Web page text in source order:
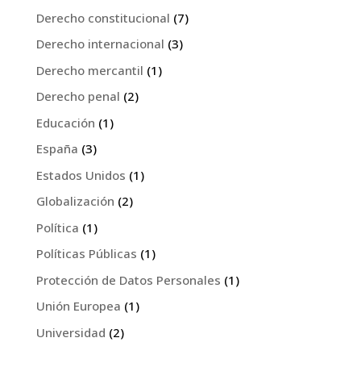
Derecho constitucional (7)
Derecho internacional (3)
Derecho mercantil (1)
Derecho penal (2)
Educación (1)
España (3)
Estados Unidos (1)
Globalización (2)
Política (1)
Políticas Públicas (1)
Protección de Datos Personales (1)
Unión Europea (1)
Universidad (2)